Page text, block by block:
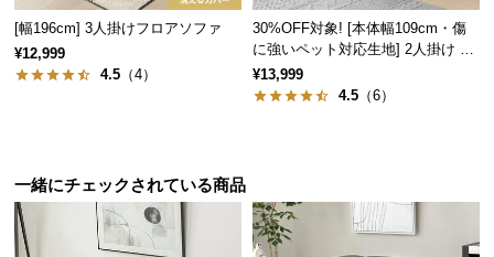
い
て
い
[幅196cm] 3人掛けフロアソファ
¥12,999
4.5 （4）
30%OFF対象! [本体幅109cm・傷
に強いペット対応生地] 2人掛け コ
ンパクトソファ ポケット付き
¥13,999
4.5 （6）
一緒にチェックされている商品